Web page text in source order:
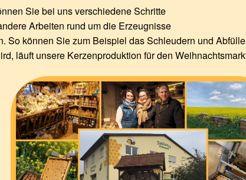
Sie bei uns verschiedene Schritte
Arbeiten rund um die Erzeugnisse
So können Sie zum Beispiel das Schleudern und
läuft unsere Kerzenproduktion für den